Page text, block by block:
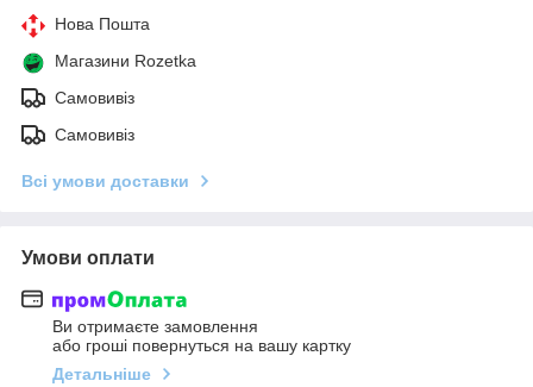
Нова Пошта
Магазини Rozetka
Самовивіз
Самовивіз
Всі умови доставки
Умови оплати
Ви отримаєте замовлення
або гроші повернуться на вашу картку
Детальніше